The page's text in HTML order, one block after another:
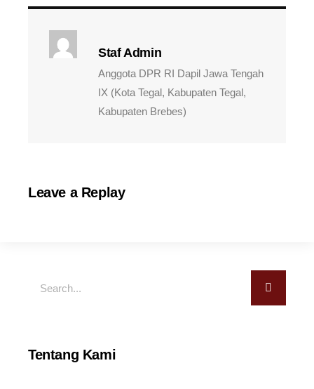
Staf Admin
Anggota DPR RI Dapil Jawa Tengah
IX (Kota Tegal, Kabupaten Tegal,
Kabupaten Brebes)
Leave a Replay
Tentang Kami